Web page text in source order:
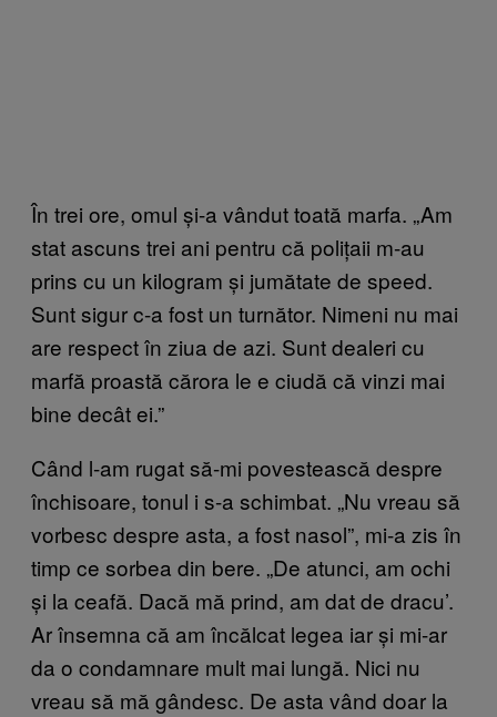
În trei ore, omul și-a vândut toată marfa. „Am
stat ascuns trei ani pentru că polițaii m-au
prins cu un kilogram și jumătate de speed.
Sunt sigur c-a fost un turnător. Nimeni nu mai
are respect în ziua de azi. Sunt dealeri cu
marfă proastă cărora le e ciudă că vinzi mai
bine decât ei.”
Când l-am rugat să-mi povestească despre
închisoare, tonul i s-a schimbat. „Nu vreau să
vorbesc despre asta, a fost nasol”, mi-a zis în
timp ce sorbea din bere. „De atunci, am ochi
și la ceafă. Dacă mă prind, am dat de dracu’.
Ar însemna că am încălcat legea iar și mi-ar
da o condamnare mult mai lungă. Nici nu
vreau să mă gândesc. De asta vând doar la